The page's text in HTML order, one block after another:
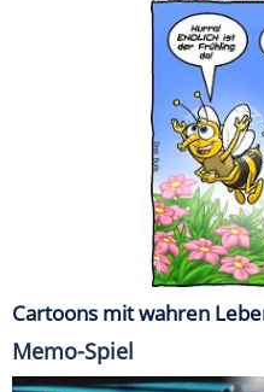
Cartoons mit wahren
Memo-Spiel